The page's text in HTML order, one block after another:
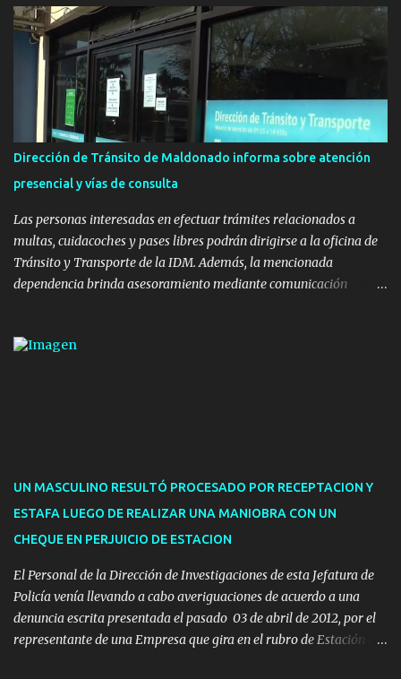
Pública de OPP, así como aportes del Gobierno de Canelones y del
Ministerio de Transporte y Obras Públicas. La nueva
infraestructura deportiva consiste en una plataforma de 35 m por
20 m con banco de hormigón sobre sus laterales. Su destino será
polifuncional, permitiendo la práctica de patín, hockey, gimnasia y
la realización de eventos culturales. Próximo a la pista, se
instalaron juegos infantiles y equipamiento urbano (bancos de
nuevos pavimentos e iluminación. La totalidad de estas obras
implicaron una inversión estimada ...
Dirección de Tránsito de Maldonado informa sobre atención
presencial y vías de consulta
Las personas interesadas en efectuar trámites relacionados a
multas, cuidacoches y pases libres podrán dirigirse a la oficina de
Tránsito y Transporte de la IDM. Además, la mencionada
dependencia brinda asesoramiento mediante comunicación
presencial comprende los siguientes trámites: Multas: devolución
1921(interno 1456). Cuidacoches: consultas a
1921(interno 1246). Transporte: consultas generales relacionadas a
Uber y Taxi, a través de transporte@maldonado.gub.uy, t...
UN MASCULINO RESULTÓ PROCESADO POR RECEPTACION Y
ESTAFA LUEGO DE REALIZAR UNA MANIOBRA CON UN
CHEQUE EN PERJUICIO DE ESTACION
El Personal de la Dirección de Investigaciones de esta Jefatura de
Policía venía llevando a cabo averiguaciones de acuerdo a una
denuncia escrita presentada el pasado 03 de abril de 2012, por el
representante de una Empresa que gira en el rubro de Estación de